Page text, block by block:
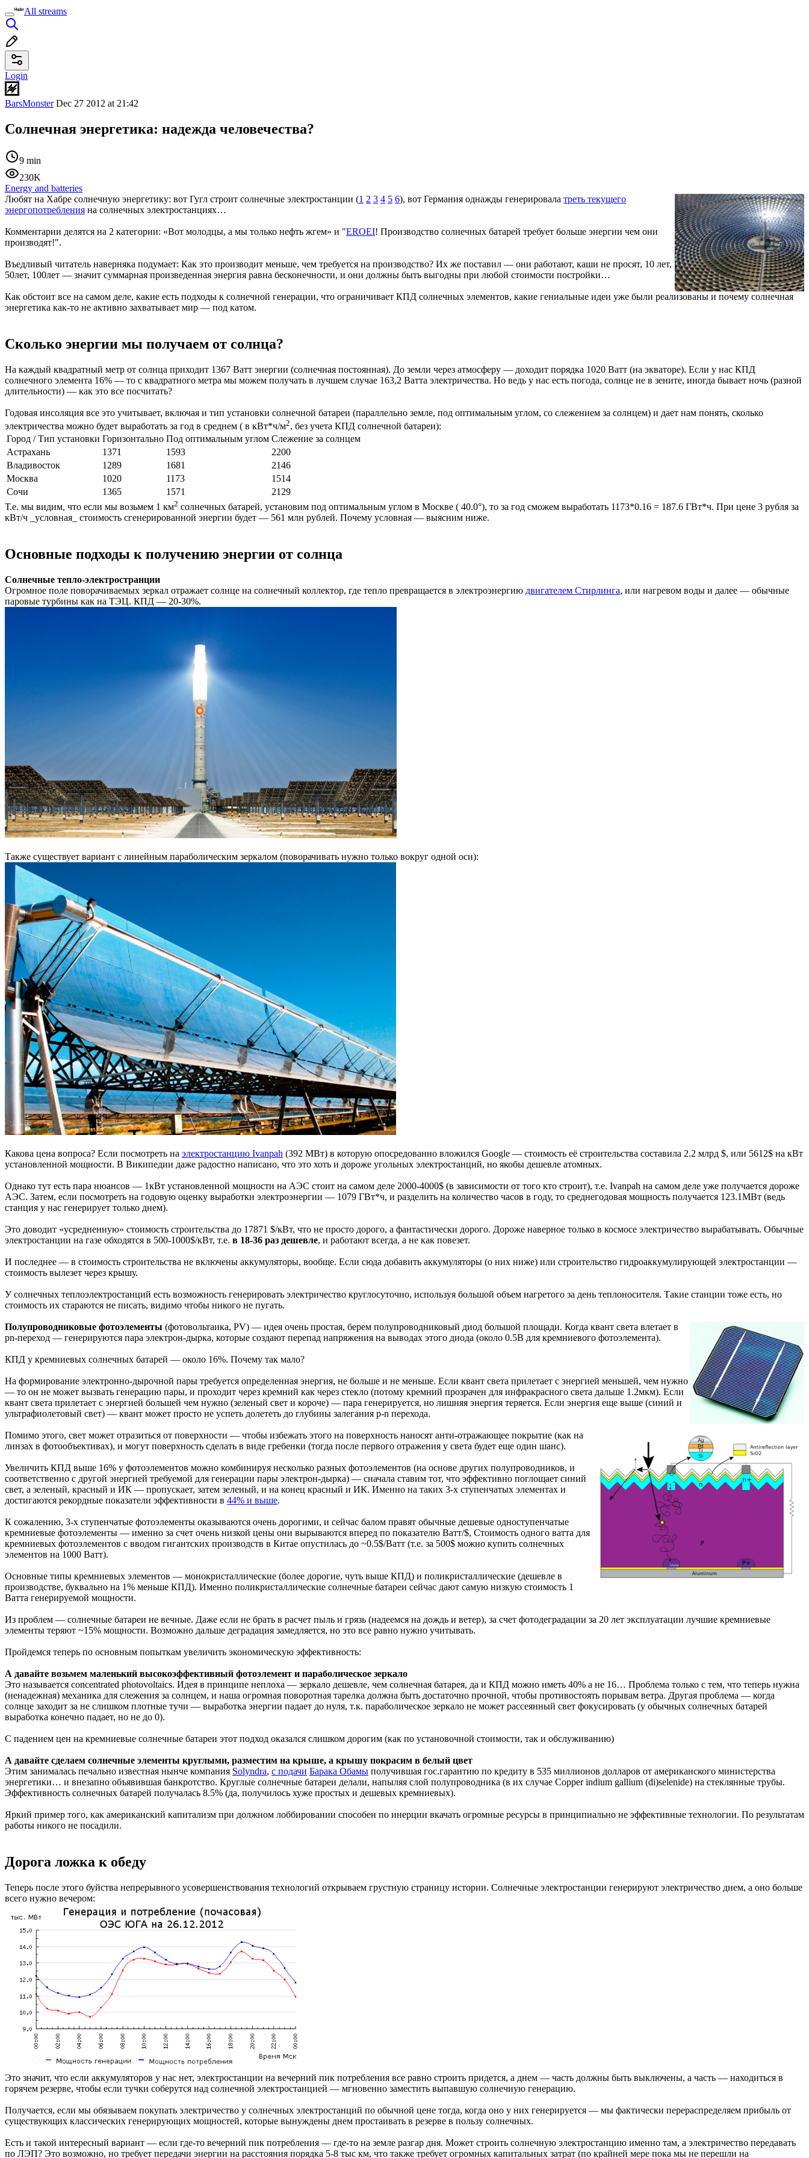
All streams
Login
BarsMonsterDec 27 2012 at 21:42
Солнечная энергетика: надежда человечества?
9 min
230K
Energy and batteries
Любят на Хабре солнечную энергетику: вот Гугл строит солнечные электростанции (1 2 3 4 5 6), вот Германия однажды генерировала треть текущего
энергопотребления на солнечных электростанциях…
Комментарии делятся на 2 категории: «Вот молодцы, а мы только нефть жгем» и "EROEI! Производство солнечных батарей требует больше энергии чем они
производят!".
Въедливый читатель наверняка подумает: Как это производит меньше, чем требуется на производство? Их же поставил — они работают, каши не просят, 10 лет,
50лет, 100лет — значит суммарная произведенная энергия равна бесконечности, и они должны быть выгодны при любой стоимости постройки…
Как обстоит все на самом деле, какие есть подходы к солнечной генерации, что ограничивает КПД солнечных элементов, какие гениальные идеи уже были реализованы и почему солнечная
энергетика как-то не активно захватывает мир — под катом.
Сколько энергии мы получаем от солнца?
На каждый квадратный метр от солнца приходит 1367 Ватт энергии (солнечная постоянная). До земли через атмосферу — доходит порядка 1020 Ватт (на экваторе). Если у нас КПД
солнечного элемента 16% — то с квадратного метра мы можем получать в лучшем случае 163,2 Ватта электричества. Но ведь у нас есть погода, солнце не в зените, иногда бывает ночь (разной
длительности) — как это все посчитать?
Годовая инсоляция все это учитывает, включая и тип установки солнечной батареи (параллельно земле, под оптимальным углом, со слежением за солнцем) и дает нам понять, сколько
электричества можно будет выработать за год в среднем ( в кВт*ч/м2, без учета КПД солнечной батареи):
Город / Тип установки Горизонтально Под оптимальным углом Слежение за солнцем
Астрахань
1371 1593
2200
Владивосток
1289 1681
2146
Москва
1020 1173
1514
Сочи
1365 1571
2129
Т.е. мы видим, что если мы возьмем 1 км2 солнечных батарей, установим под оптимальным углом в Москве ( 40.0°), то за год сможем выработать 1173*0.16 = 187.6 ГВт*ч. При цене 3 рубля за
кВт/ч _условная_ стоимость сгенерированной энергии будет — 561 млн рублей. Почему условная — выясним ниже.
Основные подходы к получению энергии от солнца
Солнечные тепло-электространции
Огромное поле поворачиваемых зеркал отражает солнце на солнечный коллектор, где тепло превращается в электроэнергию двигателем Стирлинга, или нагревом воды и далее — обычные
паровые турбины как на ТЭЦ. КПД — 20-30%.
Также существует вариант с линейным параболическим зеркалом (поворачивать нужно только вокруг одной оси):
Какова цена вопроса? Если посмотреть на электростанцию Ivanpah (392 МВт) в которую опосредованно вложился Google — стоимость её строительства составила 2.2 млрд $, или 5612$ на кВт
установленной мощности. В Википедии даже радостно написано, что это хоть и дороже угольных электростанций, но якобы дешевле атомных.
Однако тут есть пара нюансов — 1кВт установленной мощности на АЭС стоит на самом деле 2000-4000$ (в зависимости от того кто строит), т.е. Ivanpah на самом деле уже получается дороже
АЭС. Затем, если посмотреть на годовую оценку выработки электроэнергии — 1079 ГВт*ч, и разделить на количество часов в году, то среднегодовая мощность получается 123.1МВт (ведь
станция у нас генерирует только днем).
Это доводит «усредненную» стоимость строительства до 17871 $/кВт, что не просто дорого, а фантастически дорого. Дороже наверное только в космосе электричество вырабатывать. Обычные
электростанции на газе обходятся в 500-1000$/кВт, т.е. в 18-36 раз дешевле, и работают всегда, а не как повезет.
И последнее — в стоимость строительства не включены аккумуляторы, вообще. Если сюда добавить аккумуляторы (о них ниже) или строительство гидроаккумулирующей электростанции —
стоимость вылезет через крышу.
У солнечных теплоэлектростанций есть возможность генерировать электричество круглосуточно, используя большой объем нагретого за день теплоносителя. Такие станции тоже есть, но
стоимость их стараются не писать, видимо чтобы никого не пугать.
Полупроводниковые фотоэлементы (фотовольтаика, PV) — идея очень простая, берем полупроводниковый диод большой площади. Когда квант света влетает в
pn-переход — генерируются пара электрон-дырка, которые создают перепад напряжения на выводах этого диода (около 0.5В для кремниевого фотоэлемента).
КПД у кремниевых солнечных батарей — около 16%. Почему так мало?
На формирование электронно-дырочной пары требуется определенная энергия, не больше и не меньше. Если квант света прилетает с энергией меньшей, чем нужно
— то он не может вызвать генерацию пары, и проходит через кремний как через стекло (потому кремний прозрачен для инфракрасного света дальше 1.2мкм). Если
квант света прилетает с энергией большей чем нужно (зеленый свет и короче) — пара генерируется, но лишняя энергия теряется. Если энергия еще выше (синий и
ультрафиолетовый свет) — квант может просто не успеть долететь до глубины залегания p-n перехода.
Помимо этого, свет может отразиться от поверхности — чтобы избежать этого на поверхность наносят анти-отражающее покрытие (как на
линзах в фотообъективах), и могут поверхность сделать в виде гребенки (тогда после первого отражения у света будет еще один шанс).
Увеличить КПД выше 16% у фотоэлементов можно комбинируя несколько разных фотоэлементов (на основе других полупроводников, и
соответственно с другой энергией требуемой для генерации пары электрон-дырка) — сначала ставим тот, что эффективно поглощает синий
свет, а зеленый, красный и ИК — пропускает, затем зеленый, и на конец красный и ИК. Именно на таких 3-х ступенчатых элементах и
достигаются рекордные показатели эффективности в 44% и выше.
К сожалению, 3-х ступенчатые фотоэлементы оказываются очень дорогими, и сейчас балом правят обычные дешевые одноступенчатые
кремниевые фотоэлементы — именно за счет очень низкой цены они вырываются вперед по показателю Ватт/$, Стоимость одного ватта для
кремниевых фотоэлементов с вводом гигантских производств в Китае опустилась до ~0.5$/Ватт (т.е. за 500$ можно купить солнечных
элементов на 1000 Ватт).
Основные типы кремниевых элементов — монокристаллические (более дорогие, чуть выше КПД) и поликристаллические (дешевле в
производстве, буквально на 1% меньше КПД). Именно поликристаллические солнечные батареи сейчас дают самую низкую стоимость 1
Ватта генерируемой мощности.
Из проблем — солнечные батареи не вечные. Даже если не брать в расчет пыль и грязь (надеемся на дождь и ветер), за счет фотодеградации за 20 лет эксплуатации лучшие кремниевые
элементы теряют ~15% мощности. Возможно дальше деградация замедляется, но это все равно нужно учитывать.
Пройдемся теперь по основным попыткам увеличить экономическую эффективность:
А давайте возьмем маленький высокоэффективный фотоэлемент и параболическое зеркало
Это называется concentrated photovoltaics. Идея в принципе неплоха — зеркало дешевле, чем солнечная батарея, да и КПД можно иметь 40% а не 16… Проблема только с тем, что теперь нужна
(ненадежная) механика для слежения за солнцем, и наша огромная поворотная тарелка должна быть достаточно прочной, чтобы противостоять порывам ветра. Другая проблема — когда
солнце заходит за не слишком плотные тучи — выработка энергии падает до нуля, т.к. параболическое зеркало не может рассеянный свет фокусировать (у обычных солнечных батарей
выработка конечно падает, но не до 0).
С падением цен на кремниевые солнечные батареи этот подход оказался слишком дорогим (как по установочной стоимости, так и обслуживанию)
А давайте сделаем солнечные элементы круглыми, разместим на крыше, а крышу покрасим в белый цвет
Этим занималась печально известная нынче компания Solyndra, с подачи Барака Обамы получившая гос.гарантию по кредиту в 535 миллионов долларов от американского министерства
энергетики… и внезапно объявившая банкротство. Круглые солнечные батареи делали, напыляя слой полупроводника (в их случае Copper indium gallium (di)selenide) на стеклянные трубы.
Эффективность солнечных батарей получалась 8.5% (да, получилось хуже простых и дешевых кремниевых).
Яркий пример того, как американский капитализм при должном лоббировании способен по инерции вкачать огромные ресурсы в принципиально не эффективные технологии. По результатам
работы никого не посадили.
Дорога ложка к обеду
Теперь после этого буйства непрерывного усовершенствования технологий открываем грустную страницу истории. Солнечные электростанции генерируют электричество днем, а оно больше
всего нужно вечером:
Это значит, что если аккумуляторов у нас нет, электростанции на вечерний пик потребления все равно строить придется, а днем — часть должны быть выключены, а часть — находиться в
горячем резерве, чтобы если тучки соберутся над солнечной электростанцией — мгновенно заместить выпавшую солнечную генерацию.
Получается, если мы обязываем покупать электричество у солнечных электростанций по обычной цене тогда, когда оно у них генерируется — мы фактически перераспределяем прибыль от
существующих классических генерирующих мощностей, которые вынуждены днем простаивать в резерве в пользу солнечных.
Есть и такой интересный вариант — если где-то вечерний пик потребления — где-то на земле разгар дня. Может строить солнечную электростанцию именно там, а электричество передавать
по ЛЭП? Это возможно, но требует передачи энергии на расстояния порядка 5-8 тыс км, что также требует огромных капитальных затрат (по крайней мере пока мы не перешли на